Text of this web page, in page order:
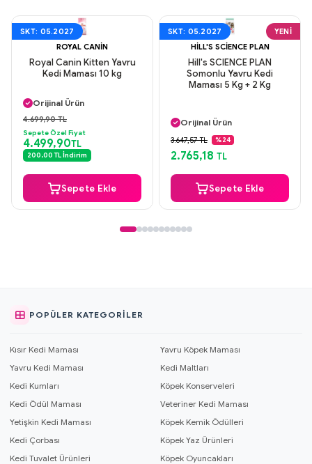
SKT: 05.2027
ROYAL CANIN
Royal Canin Kitten Yavru
Kedi Maması 10 kg
Orijinal Ürün
Güvenli Ödeme
Aynı Gün Kargo
4.699,90 TL
Sepete Özel Fiyat
4.499,90TL
200,00 TL İndirim
Sepete Ekle
SKT: 05.2027
YENI
HILL'S SCIENCE PLAN
Hill's SCIENCE PLAN
Somonlu Yavru Kedi
Maması 5 Kg + 2 Kg
Orijinal Ürün
Güvenli Ödeme
Aynı Gün Kargo
3.647,57 TL %24
2.765,18 TL
Sepete Ekle
POPÜLER KATEGORILER
Kısır Kedi Maması
Yavru Köpek Maması
Yavru Kedi Maması
Kedi Maltları
Kedi Kumları
Köpek Konserveleri
Kedi Ödül Maması
Veteriner Kedi Maması
Yetişkin Kedi Maması
Köpek Kemik Ödülleri
Kedi Çorbası
Köpek Yaz Ürünleri
Kedi Tuvalet Ürünleri
Köpek Oyuncakları